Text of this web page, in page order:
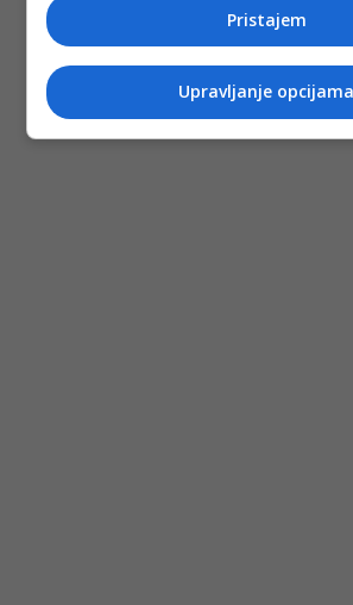
Pristajem
Upravljanje opcijama